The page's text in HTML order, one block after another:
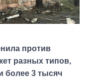
против
разных типов,
более 3 тысяч